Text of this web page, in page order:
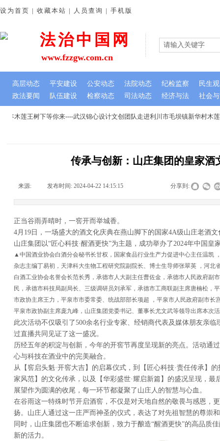
年木莲王树下等你来----武汉锦心设计文创团队走进利川市毛坝镇新华村木莲
法治中国网
政法要闻 队伍建设 检察动态 司法动态 经济与法 社会
设为首页 | 收藏本站 | 人员查询 | 手机版
www.fzzgw.com.cn
高层动态 平安建设 公安动态 法院动态 纪检监察 民生
传承与创新：山庄集团的皇家酒
来源: 发布时间: 2024-04-22 14:15:15 分享到:
正当谷雨弄晴时，一窖开而举城香。
4月19日，一场盛大的酒文化庆典在燕山脚下的国家4A级山庄老酒
山庄集团以“匠心科技·醒酒更快”为主题，成功举办了2024年中国皇
▲中国酒业协会白酒分会秘书长甘权，国家食品行业生产力促进中心主任温凯
杂志主编丁易初，天津科大生物工程研究院副院长、博士生导师张翠英 ，河北
白酒工业协会名誉会长范长秀，承德市人大副主任曹佐金，承德市人民政府副
民，承德市科技局副局长、三级调研员刘承军，承德市工商联副主席唐楠松，
市政协主席王力，平泉市市委常委、统战部部长项超 ，平泉市人民政府副市长
平泉市政协副主席庞九峰，山庄集团党委书记、董事长尤文武等领导出席本次
此次活动不仅吸引了500余名行业专家、经销商代表及媒体朋友亲临
过直播共同见证了这一盛况。
历经五年的积淀与创新，今年的开窖节再度呈现新的亮点。活动通
心与科技在酒业中的完美融合。
从【窖启头魁·开窖大吉】的启幕仪式，到【匠心科技·责任传承】
家风范】的文化传承，以及【华彩盛世·耀启新篇】的盛况呈现，最
展望作为圆满的收尾，每一环节都凝聚了山庄人的智慧与心血。
在谷雨这一特殊时节开启酒窖，不仅是对天地自然的敬畏与感恩，
扬。山庄人通过这一庄严而神圣的仪式，表达了对先祖智慧的尊崇
同时，山庄集团也不断追求创新，致力于酿造“醒酒更快”的高品质
新的活力。